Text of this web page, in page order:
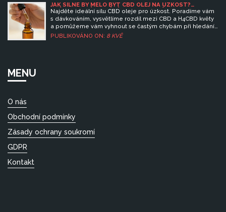
JAK SILNÉ BY MĚLO BÝT CBD OLEJ NA ÚZKOST?
PRŮVODCE DÁVKOVÁNÍM A H4CBD KVĚTY
Najděte ideální sílu CBD oleje pro úzkost. Poradíme vám
s dávkováním, vysvětlíme rozdíl mezi CBD a H4CBD květy
a pomůžeme vám vyhnout se častým chybám při hledání
klidu.
PUBLIKOVÁNO ON: 8 KVĚ
MENU
O nás
Obchodní podmínky
Zásady ochrany soukromí
GDPR
Kontakt